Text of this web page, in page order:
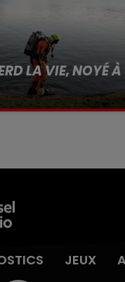
LA VIE, NOYÉ À
JEUX